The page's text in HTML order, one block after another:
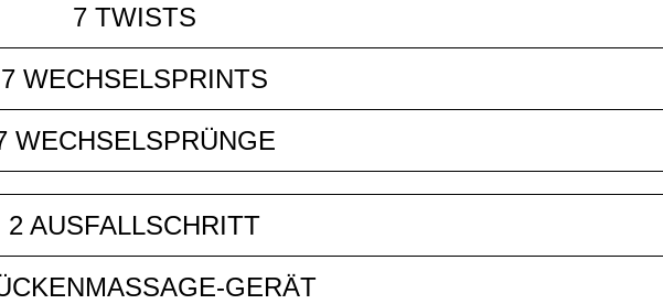
7 TWISTS
7 WECHSELSPRINTS
WECHSELSPRÜNGE
2 AUSFALLSCHRITT
GERÄT